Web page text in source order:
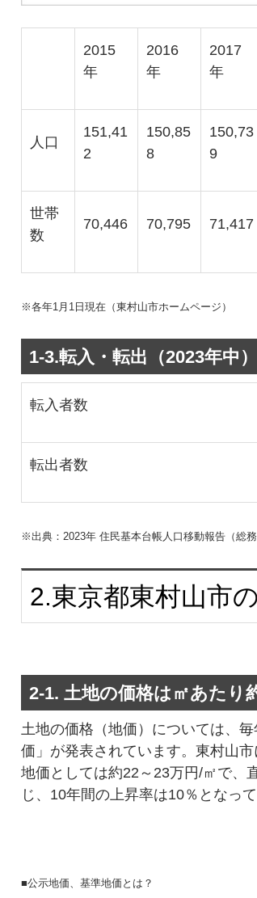
2015
年
2016
年
2017
年
人口
151,41
2
150,85
8
150,73
9
世帯
数
70,446 70,795 71,417
※各年1月1日現在（東村山市ホームページ）
1-3.転入・転出（2023年中）
転入者数
転出者数
※出典：2023年 住民基本台帳人口移動報告（総務
2.東京都東村山市
2-1. 土地の価格は㎡あたり
土地の価格（地価）については、
価」が発表されています。東村山
地価としては約22～23万円/㎡で、
じ、10年間の上昇率は10％となっ
■公示地価、基準地価とは？